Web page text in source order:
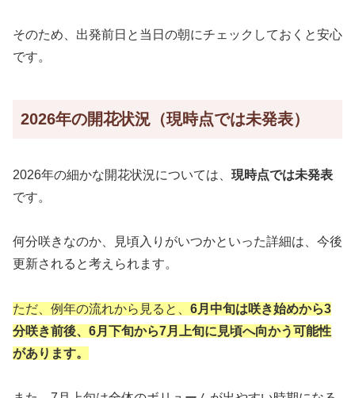
そのため、出発前日と当日の朝にチェックしておくと安心
です。
2026年の開花状況（現時点では未発表）
2026年の細かな開花状況については、 現時点では未発表
です。
何分咲きなのか、見頃入りがいつかといった詳細は、今後
更新されると考えられます。
ただ、例年の流れから見ると、 6月中旬は咲き始めから3
分咲き前後、6月下旬から7月上旬に見頃へ向かう可能性
があります。